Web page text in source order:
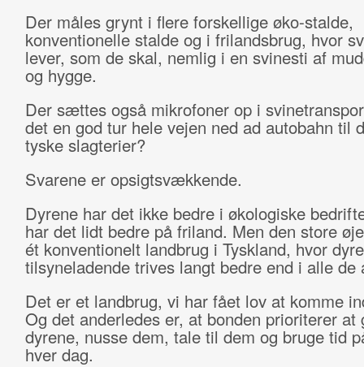
Der måles grynt i flere forskellige øko-stalde,
konventionelle stalde og i frilandsbrug, hvor
lever, som de skal, nemlig i en svinesti af
og hygge.
Der sættes også mikrofoner op i
det en god tur hele vejen ned ad autobahn til
tyske slagterier?
Svarene er opsigtsvækkende.
Dyrene har det ikke bedre i økologiske
har det lidt bedre på friland. Men den store
ét konventionelt landbrug i Tyskland, hvor
tilsyneladende trives langt bedre end i alle de
Det er et landbrug, vi har fået lov at komme
Og det anderledes er, at bonden prioriterer at
dyrene, nusse dem, tale til dem og bruge tid
hver dag.